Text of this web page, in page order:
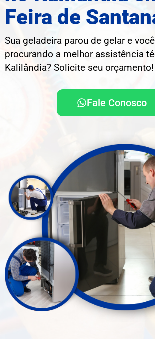
Feira de
Sua geladeira parou de gelar e
procurando a melhor assistência
Kalilândia? Solicite seu orçamento!
Fale Conosco